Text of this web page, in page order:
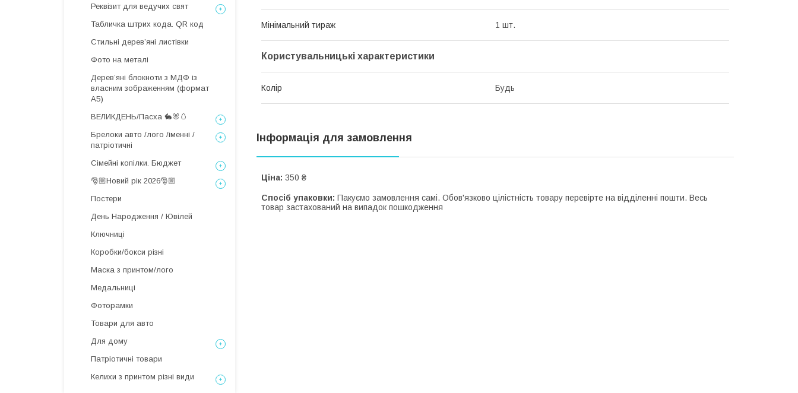
Мінімальний тираж 1 шт.
Користувальницькі характеристики
Колір Будь
Інформація для замовлення
Ціна: 350 ₴
Спосіб упаковки: Пакуємо замовлення самі. Обов'язково цілістність товару перевірте на відділенні пошти. Весь
товар застахований на випадок пошкодження
Реквізит для ведучих свят
Табличка штрих кода. QR код
Стильні деревʼяні листівки
Фото на металі
Дерев’яні блокноти з МДФ із
власним зображенням (формат
А5)
ВЕЛИКДЕНЬ/Пасха 🐇🐰🥚
Брелоки авто /лого /іменні /
патріотичні
Сімейні копілки. Бюджет
🎅🏼Новий рік 2026🎅🏼
Постери
День Народження / Ювілей
Ключниці
Коробки/бокси різні
Маска з принтом/лого
Медальниці
Фоторамки
Товари для авто
Для дому
Патріотичні товари
Келихи з принтом різні види